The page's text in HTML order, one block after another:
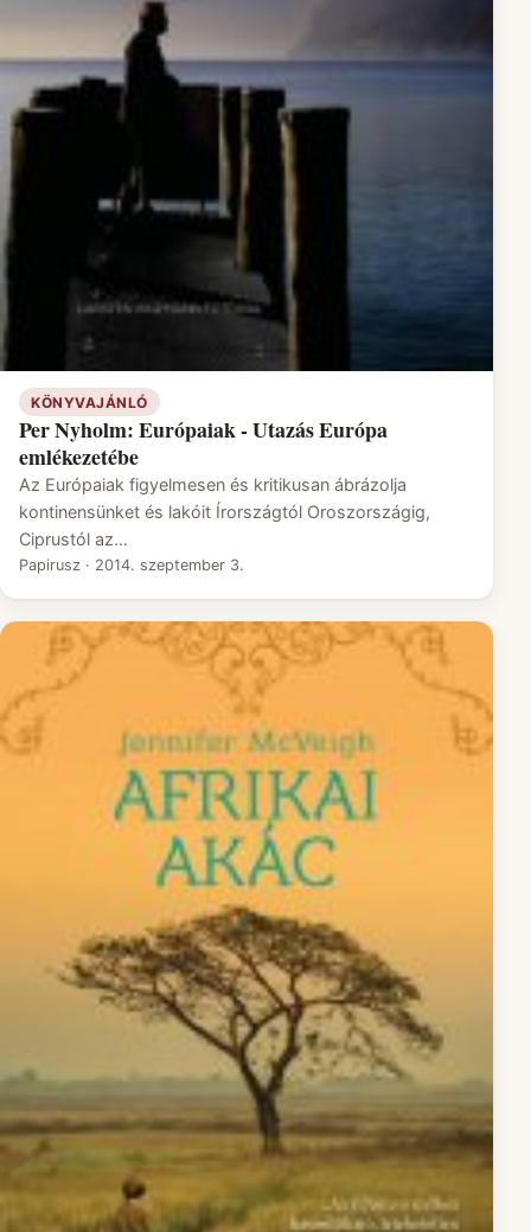
KÖNYVAJÁNLÓ
Per Nyholm: Európaiak - Utazás Európa
emlékezetébe
Az Európaiak figyelmesen és kritikusan ábrázolja
kontinensünket és lakóit Írországtól Oroszországig,
Ciprustól az…
Papirusz · 2014. szeptember 3.